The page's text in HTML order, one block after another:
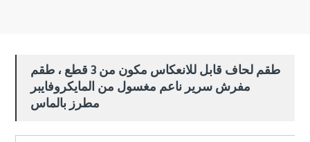
طقم لحاف قابل للانعكاس مكون من 3 قطع ، طقم
مفرش سرير ناعم مغسول من المايكروفايبر
مطرز بالماس